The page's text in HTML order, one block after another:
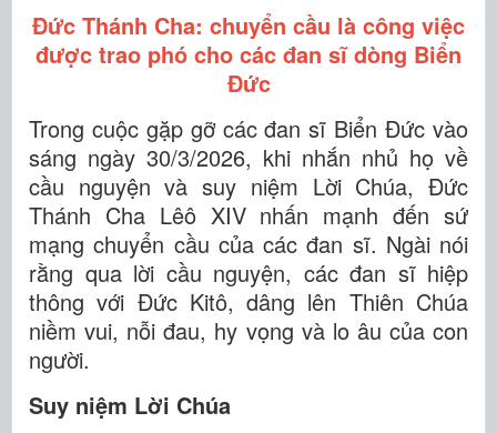
Đức Thánh Cha: chuyển cầu là công việc
được trao phó cho các đan sĩ dòng Biển
Đức
Trong cuộc gặp gỡ các đan sĩ Biển Đức vào
sáng ngày 30/3/2026, khi nhắn nhủ họ về
cầu nguyện và suy niệm Lời Chúa, Đức
Thánh Cha Lêô XIV nhấn mạnh đến sứ
mạng chuyển cầu của các đan sĩ. Ngài nói
rằng qua lời cầu nguyện, các đan sĩ hiệp
thông với Đức Kitô, dâng lên Thiên Chúa
niềm vui, nỗi đau, hy vọng và lo âu của con
người.
Suy niệm Lời Chúa